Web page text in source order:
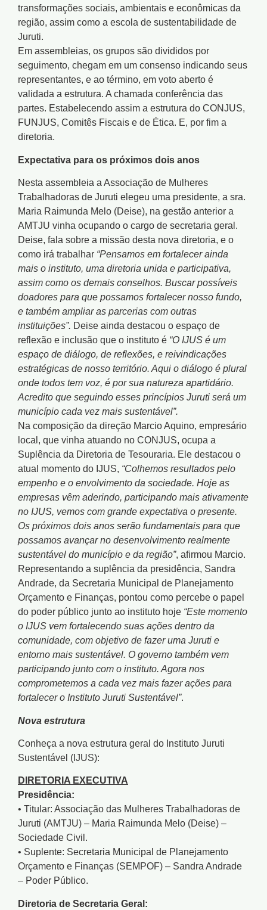
transformações sociais, ambientais e econômicas da
região, assim como a escola de sustentabilidade de
Juruti.
Em assembleias, os grupos são divididos por
seguimento, chegam em um consenso indicando seus
representantes, e ao término, em voto aberto é
validada a estrutura. A chamada conferência das
partes. Estabelecendo assim a estrutura do CONJUS,
FUNJUS, Comitês Fiscais e de Ética. E, por fim a
diretoria.
Expectativa para os próximos dois anos
Nesta assembleia a Associação de Mulheres
Trabalhadoras de Juruti elegeu uma presidente, a sra.
Maria Raimunda Melo (Deise), na gestão anterior a
AMTJU vinha ocupando o cargo de secretaria geral.
Deise, fala sobre a missão desta nova diretoria, e o
como irá trabalhar “Pensamos em fortalecer ainda
mais o instituto, uma diretoria unida e participativa,
assim como os demais conselhos. Buscar possíveis
doadores para que possamos fortalecer nosso fundo,
e também ampliar as parcerias com outras
instituições”. Deise ainda destacou o espaço de
reflexão e inclusão que o instituto é “O IJUS é um
espaço de diálogo, de reflexões, e reivindicações
estratégicas de nosso território. Aqui o diálogo é plural
onde todos tem voz, é por sua natureza apartidário.
Acredito que seguindo esses princípios Juruti será um
município cada vez mais sustentável”.
Na composição da direção Marcio Aquino, empresário
local, que vinha atuando no CONJUS, ocupa a
Suplência da Diretoria de Tesouraria. Ele destacou o
atual momento do IJUS, “Colhemos resultados pelo
empenho e o envolvimento da sociedade. Hoje as
empresas vêm aderindo, participando mais ativamente
no IJUS, vemos com grande expectativa o presente.
Os próximos dois anos serão fundamentais para que
possamos avançar no desenvolvimento realmente
sustentável do município e da região”, afirmou Marcio.
Representando a suplência da presidência, Sandra
Andrade, da Secretaria Municipal de Planejamento
Orçamento e Finanças, pontou como percebe o papel
do poder público junto ao instituto hoje “Este momento
o IJUS vem fortalecendo suas ações dentro da
comunidade, com objetivo de fazer uma Juruti e
entorno mais sustentável. O governo também vem
participando junto com o instituto. Agora nos
comprometemos a cada vez mais fazer ações para
fortalecer o Instituto Juruti Sustentável”.
Nova estrutura
Conheça a nova estrutura geral do Instituto Juruti
Sustentável (IJUS):
DIRETORIA EXECUTIVA
Presidência:
• Titular: Associação das Mulheres Trabalhadoras de
Juruti (AMTJU) – Maria Raimunda Melo (Deise) –
Sociedade Civil.
• Suplente: Secretaria Municipal de Planejamento
Orçamento e Finanças (SEMPOF) – Sandra Andrade
– Poder Público.
Diretoria de Secretaria Geral: